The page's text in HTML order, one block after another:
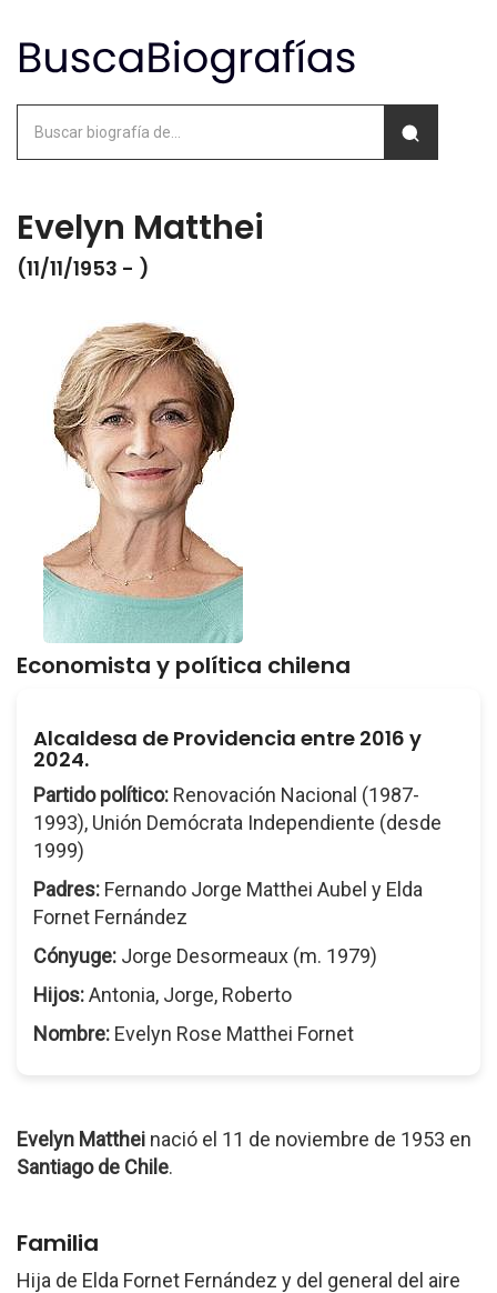
Evelyn Matthei
(11/11/1953 - )
Economista y política chilena
Alcaldesa de Providencia entre 2016 y
2024.
Partido político: Renovación Nacional (1987-
1993), Unión Demócrata Independiente (desde
1999)
Padres: Fernando Jorge Matthei Aubel y Elda
Fornet Fernández
Cónyuge: Jorge Desormeaux (m. 1979)
Hijos:Antonia, Jorge, Roberto
Nombre: Evelyn Rose Matthei Fornet
Evelyn Matthei nació el 11 de noviembre de 1953 en
Santiago de Chile.
Familia
Hija de Elda Fornet Fernández y del general del aire